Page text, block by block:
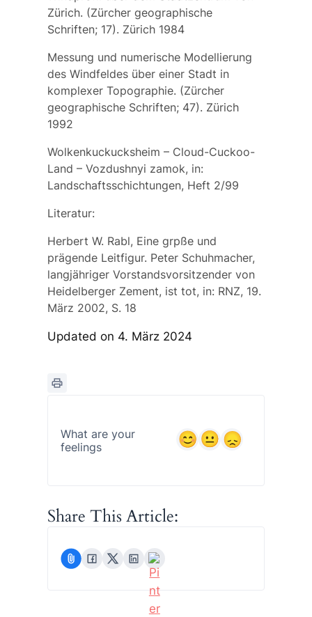
Zürich. (Zürcher geographische
Schriften; 17). Zürich 1984
Messung und numerische Modellierung
des Windfeldes über einer Stadt in
komplexer Topographie. (Zürcher
geographische Schriften; 47). Zürich
1992
Wolkenkuckucksheim – Cloud-Cuckoo-
Land – Vozdushnyi zamok, in:
Landschaftsschichtungen, Heft 2/99
Literatur:
Herbert W. Rabl, Eine grpße und
prägende Leitfigur. Peter Schuhmacher,
langjähriger Vorstandsvorsitzender von
Heidelberger Zement, ist tot, in: RNZ, 19.
März 2002, S. 18
Updated on 4. März 2024
What are your
feelings
Share This Article: